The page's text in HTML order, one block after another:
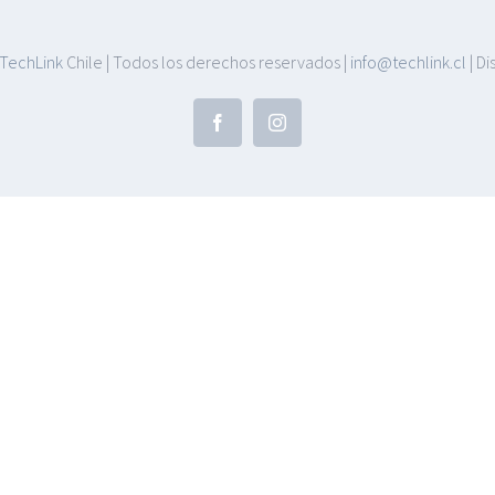
TechLink Chile | Todos los derechos reservados | info@techlink.cl |
FacebookInstagram